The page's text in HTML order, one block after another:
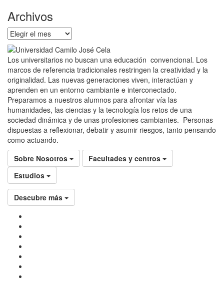
Archivos
Archivos
Los universitarios no buscan una educación convencional. Los
marcos de referencia tradicionales restringen la creatividad y la
originalidad. Las nuevas generaciones viven, interactúan y
aprenden en un entorno cambiante e interconectado.
Preparamos a nuestros alumnos para afrontar vía las
humanidades, las ciencias y la tecnología los retos de una
sociedad dinámica y de unas profesiones cambiantes. Personas
dispuestas a reflexionar, debatir y asumir riesgos, tanto pensando
como actuando.
Sobre Nosotros
Facultades y centros
Estudios
Descubre más